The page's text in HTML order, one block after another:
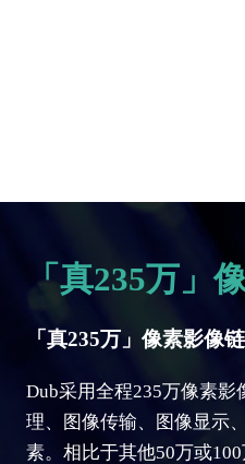
「真235万」
「真235万」像素影像链
Dub采用全程235万像素影
理、图像传输、图像显示
素。相比于其他50万或